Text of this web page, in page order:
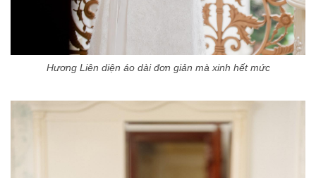
Hương Liên diện áo dài đơn giản mà xinh hết mức